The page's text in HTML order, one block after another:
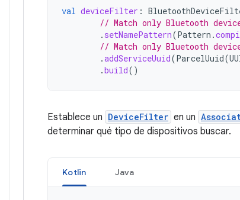
val deviceFilter :
// Match only Bluetooth
. setNamePattern(Pattern .
// Match only Bluetooth
.addServiceUuid(ParcelUuid(
.build()
Establece un DeviceFilter en un
determinar qué tipo de dispositivos buscar.
Kotlin Java